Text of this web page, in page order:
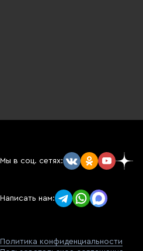
Мы в соц. сетях:
Написать нам:
Политика конфиденциальности